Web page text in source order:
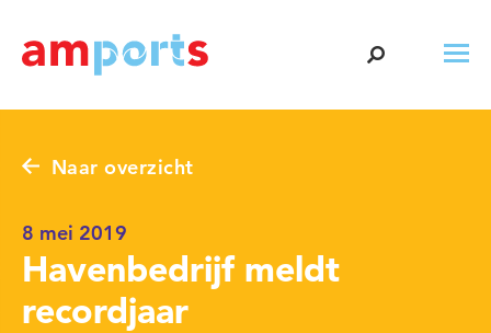
Naar overzicht
8 mei 2019
Havenbedrijf meldt
recordjaar